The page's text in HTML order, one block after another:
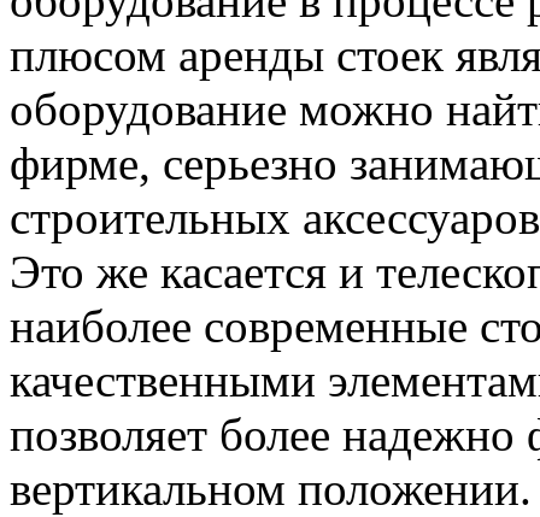
плюсом аренды стоек
оборудование можно
фирме, серьезно
строительных
Это же касается и
наиболее современные
качественными
позволяет более надежно
вертикальном положении.